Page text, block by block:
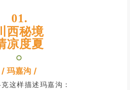
01.
西秘境
凉度夏
○
/ 玛嘉沟 /
这样描述玛嘉沟：